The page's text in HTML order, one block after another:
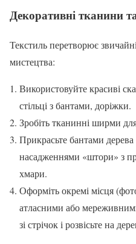
Декоративні тканини
Текстиль перетворює
мистецтва:
Використовуйте красиві
стільці з бантами, доріжки.
Зробіть тканинні ширми
Прикрасьте бантами дерева
насадженнями «штори» з
хмари.
Оформіть окремі місця
атласними або
зі стрічок і розвісьте на